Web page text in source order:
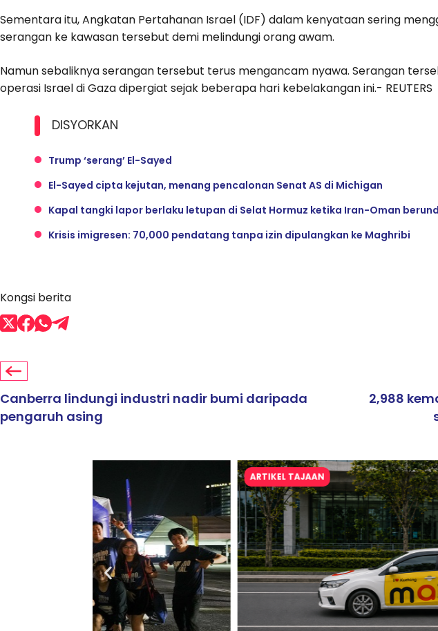
Sementara itu, Angkatan Pertahanan Israel (IDF) dalam kenyataan sering
serangan ke kawasan tersebut demi melindungi orang awam.
Namun sebaliknya serangan tersebut terus mengancam nyawa. Serangan
operasi Israel di Gaza dipergiat sejak beberapa hari kebelakangan ini.- REUTERS
DISYORKAN
Trump ‘serang’ El-Sayed
El-Sayed cipta kejutan, menang pencalonan Senat AS di Michigan
Kapal tangki lapor berlaku letupan di Selat Hormuz ketika Iran-Oman
Krisis imigresen: 70,000 pendatang tanpa izin dipulangkan ke Maghribi
Kongsi berita
Canberra lindungi industri nadir bumi daripada
pengaruh asing
2,988
ARTIKEL TAJAAN